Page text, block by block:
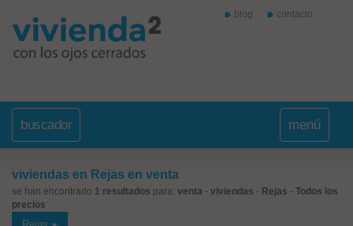
blog contacto
buscador menú
viviendas en Rejas en venta
se han encontrado 1 resultados para: venta - viviendas - Rejas - Todos los
precios